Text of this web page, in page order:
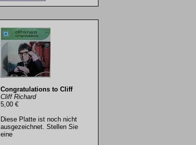
Congratulations to Cliff
Cliff Richard
5,00 €
Diese Platte ist noch nicht
ausgezeichnet. Stellen Sie
eine